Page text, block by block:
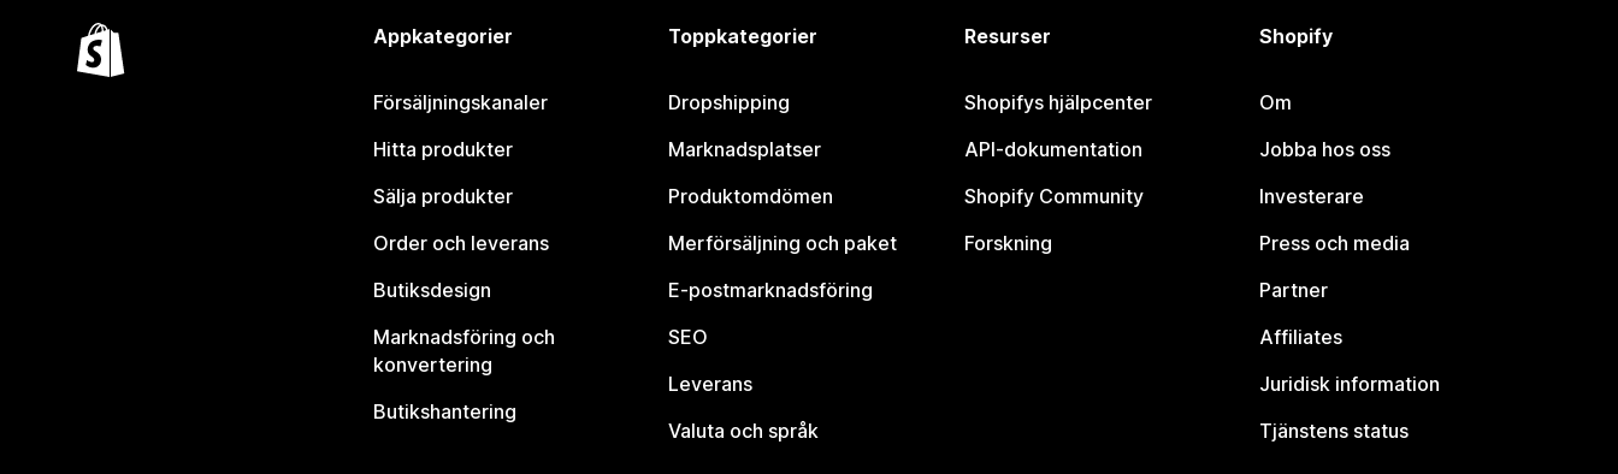
Appkategorier
Försäljningskanaler
Hitta produkter
Sälja produkter
Order och leverans
Butiksdesign
Marknadsföring och
konvertering
Butikshantering
Toppkategorier
Dropshipping
Marknadsplatser
Produktomdömen
Merförsäljning och paket
E-postmarknadsföring
SEO
Leverans
Valuta och språk
Resurser
Shopifys hjälpcenter
API-dokumentation
Shopify Community
Forskning
Shopify
Om
Jobba hos oss
Investerare
Press och media
Partner
Affiliates
Juridisk information
Tjänstens status